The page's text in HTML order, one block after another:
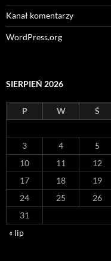
Kanał komentarzy
WordPress.org
SIERPIEŃ 2026
P W Ś
3
4 5
10
11 12
17
18 19
24
25 26
31
« lip